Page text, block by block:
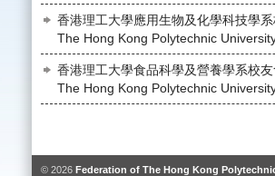
香港理工大學應用生物及化學科技學
The Hong Kong Polytechnic
香港理工大學食品科學及營養學系校
The Hong Kong Polytechnic
© 2026 Federation of The Hong Kong